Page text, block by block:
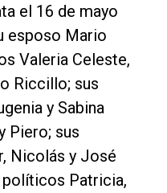
el 16 de mayo
esposo Mario
Valeria Celeste,
Riccillo; sus
y Sabina
Piero; sus
Nicolás y José
políticos Patricia,